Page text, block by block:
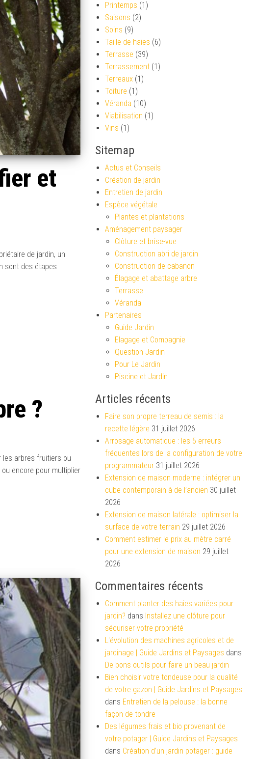
et
de jardin, un
sont des étapes
?
les arbres fruitiers ou
encore pour multiplier
Printemps (1)
Saisons (2)
Soins (9)
Taille de haies (6)
Terrasse (39)
Terrassement (1)
Terreaux (1)
Toiture (1)
Véranda (10)
Viabilisation (1)
Vins (1)
Sitemap
Actus et Conseils
Création de jardin
Entretien de jardin
Espèce végétale
Plantes et plantations
Aménagement paysager
Clôture et brise-vue
Construction abri de jardin
Construction de cabanon
Élagage et abattage arbre
Terrasse
Véranda
Partenaires
Guide Jardin
Elagage et Compagnie
Question Jardin
Pour Le Jardin
Piscine et Jardin
Articles récents
Faire son propre terreau de semis : la
recette légère 31 juillet 2026
Arrosage automatique : les 5 erreurs
fréquentes lors de la configuration de votre
programmateur 31 juillet 2026
Extension de maison moderne : intégrer un
cube contemporain à de l’ancien 30 juillet
2026
Extension de maison latérale : optimiser la
surface de votre terrain 29 juillet 2026
Comment estimer le prix au mètre carré
pour une extension de maison 29 juillet
2026
Commentaires récents
Comment planter des haies variées pour
jardin? dans Installez une clôture pour
sécuriser votre propriété
L'évolution des machines agricoles et de
jardinage | Guide Jardins et Paysages dans
De bons outils pour faire un beau jardin
Bien choisir votre tondeuse pour la qualité
de votre gazon | Guide Jardins et Paysages
dans Entretien de la pelouse : la bonne
façon de tondre
Des légumes frais et bio provenant de
votre potager | Guide Jardins et Paysages
dans Création d’un jardin potager : guide